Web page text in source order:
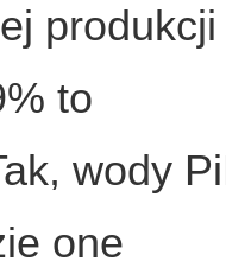
to
wody
one